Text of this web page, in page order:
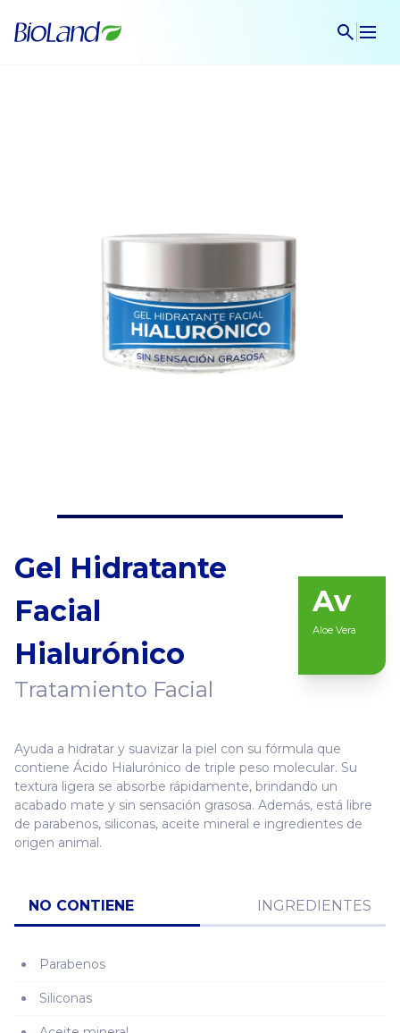
Gel Hidratante
Facial
Hialurónico
Tratamiento Facial
Av
Aloe Vera
Ayuda a hidratar y suavizar la piel con su fórmula que
contiene Ácido Hialurónico de triple peso molecular. Su
textura ligera se absorbe rápidamente, brindando un
acabado mate y sin sensación grasosa. Además, está libre
de parabenos, siliconas, aceite mineral e ingredientes de
origen animal.
NO CONTIENE INGREDIENTES
Parabenos
Siliconas